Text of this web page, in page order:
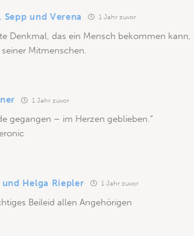
Sepp und Verena 1 Jahr zuvor
Denkmal, das ein Mensch bekommen kann,
Mitmenschen.
1 Jahr zuvor
gegangen – im Herzen geblieben.“
und Helga Riepler 1 Jahr zuvor
Beileid allen Angehörigen